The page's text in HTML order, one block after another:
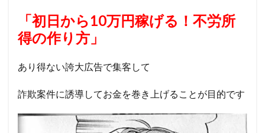
「初日から10万円稼げる！不労所
得の作り方」
あり得ない誇大広告で集客して
詐欺案件に誘導してお金を巻き上げることが目的です